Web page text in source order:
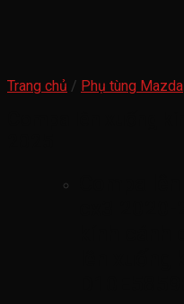
Trang chủ / Phụ tùng Mazda